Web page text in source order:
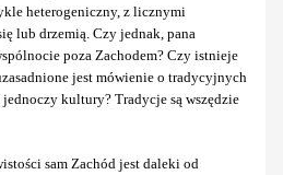
heterogeniczny, z licznymi
lub drzemią. Czy jednak, pana
poza Zachodem? Czy istnieje
jest mówienie o tradycyjnych
kultury? Tradycje są wszędzie
sam Zachód jest daleki od